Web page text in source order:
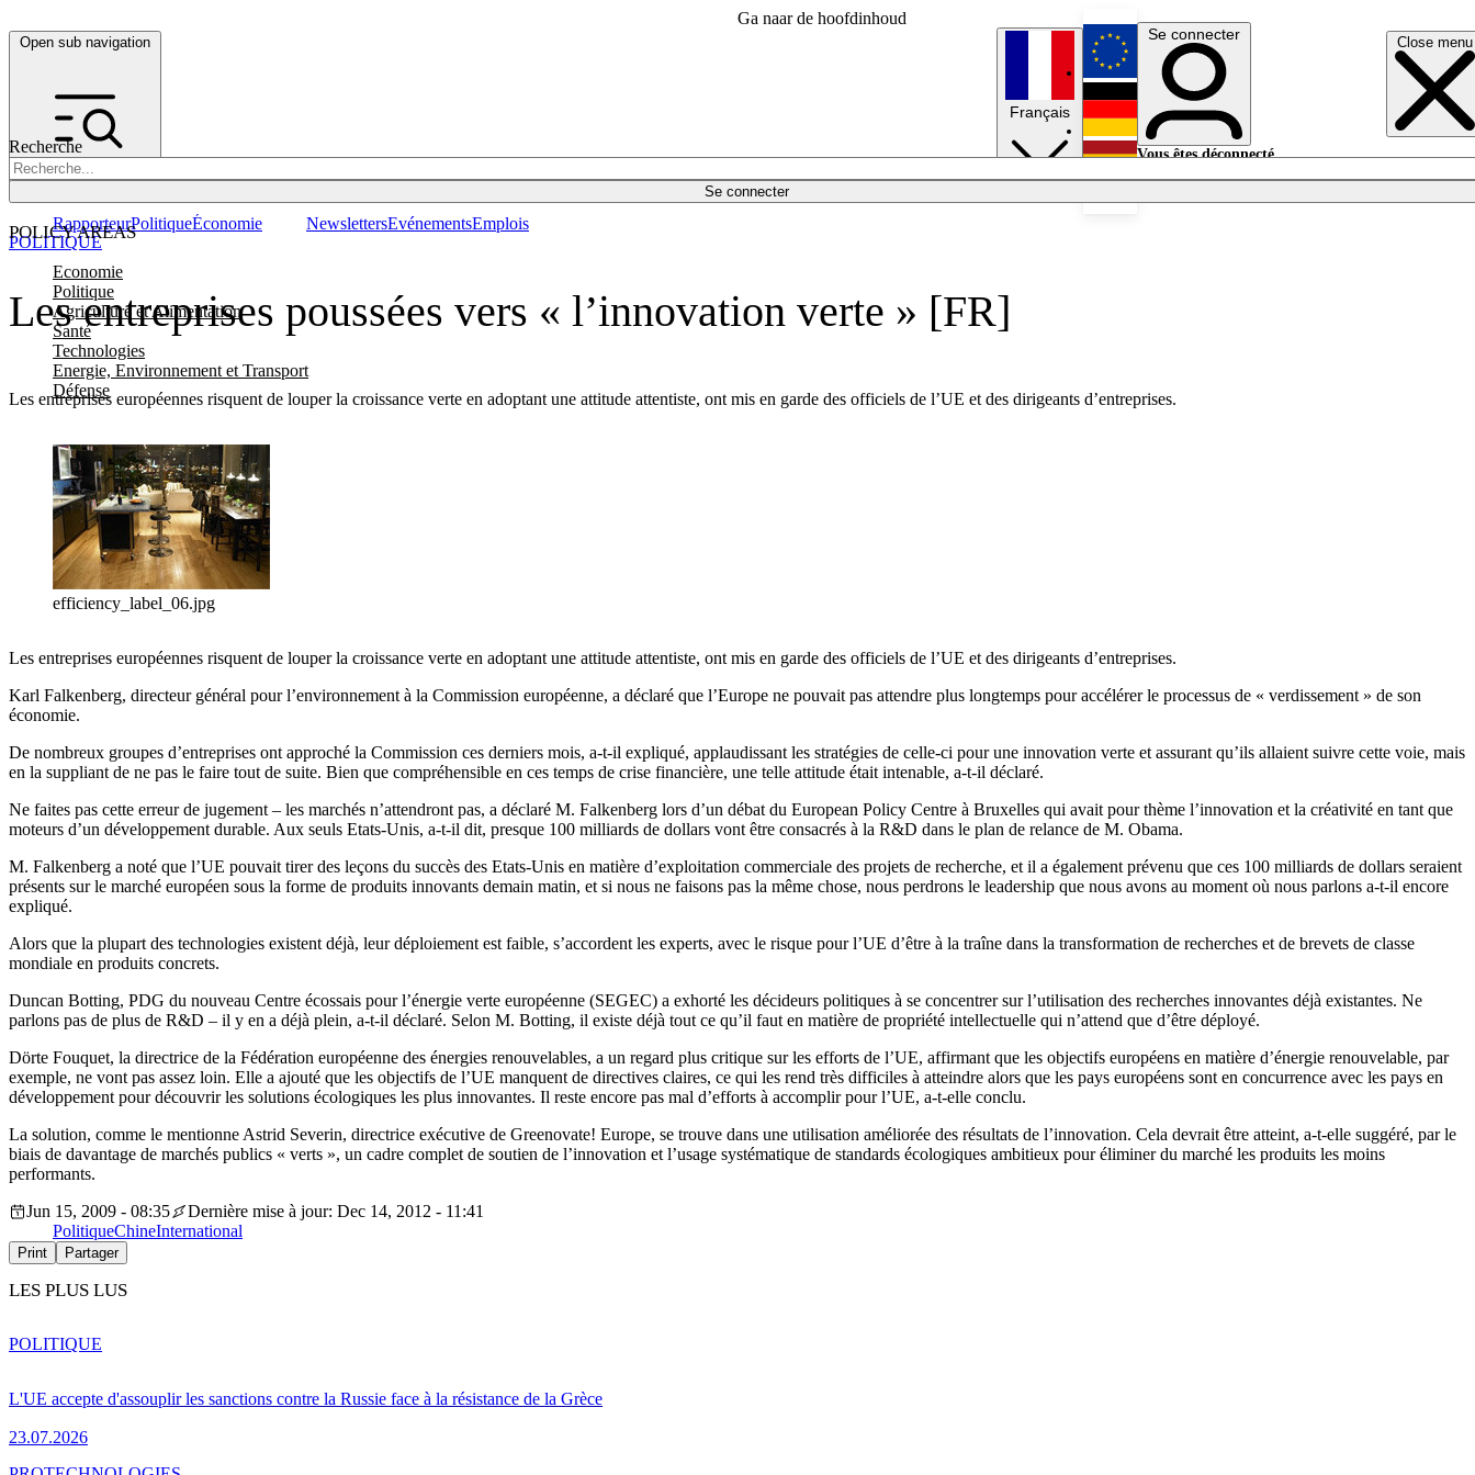
Ga naar de hoofdinhoud
Open sub navigation Close menu
Recherche
Se connecter
POLICY AREAS
Economie
Politique
Agriculture et Alimentation
Santé
Technologies
Energie, Environnement et Transport
Défense
RapporteurPolitiqueÉconomie NewslettersEvénementsEmplois
Français
English
Deutsch
Se connecter
Vous êtes déconnecté.
Les entreprises poussées vers « l’innovation verte » [FR]
Les entreprises européennes risquent de louper la croissance verte en adoptant une attitude attentiste, ont mis en garde des officiels de l’UE et des dirigeants d’entreprises.
POLITIQUE
efficiency_label_06.jpg
Les entreprises européennes risquent de louper la croissance verte en adoptant une attitude attentiste, ont mis en garde des officiels de l’UE et des dirigeants d’entreprises.
Karl Falkenberg, directeur général pour l’environnement à la Commission européenne, a déclaré que l’Europe ne pouvait pas attendre plus longtemps pour accélérer le processus de « verdissement » de son
économie.
De nombreux groupes d’entreprises ont approché la Commission ces derniers mois, a-t-il expliqué, applaudissant les stratégies de celle-ci pour une innovation verte et assurant qu’ils allaient suivre cette voie, mais
en la suppliant de ne pas le faire tout de suite. Bien que compréhensible en ces temps de crise financière, une telle attitude était intenable, a-t-il déclaré.
Ne faites pas cette erreur de jugement – les marchés n’attendront pas, a déclaré M. Falkenberg lors d’un débat du European Policy Centre à Bruxelles qui avait pour thème l’innovation et la créativité en tant que
moteurs d’un développement durable. Aux seuls Etats-Unis, a-t-il dit, presque 100 milliards de dollars vont être consacrés à la R&D dans le plan de relance de M. Obama.
M. Falkenberg a noté que l’UE pouvait tirer des leçons du succès des Etats-Unis en matière d’exploitation commerciale des projets de recherche, et il a également prévenu que ces 100 milliards de dollars seraient
présents sur le marché européen sous la forme de produits innovants demain matin, et si nous ne faisons pas la même chose, nous perdrons le leadership que nous avons au moment où nous parlons a-t-il encore
expliqué.
Alors que la plupart des technologies existent déjà, leur déploiement est faible, s’accordent les experts, avec le risque pour l’UE d’être à la traîne dans la transformation de recherches et de brevets de classe
mondiale en produits concrets.
Duncan Botting, PDG du nouveau Centre écossais pour l’énergie verte européenne (SEGEC) a exhorté les décideurs politiques à se concentrer sur l’utilisation des recherches innovantes déjà existantes. Ne
parlons pas de plus de R&D – il y en a déjà plein, a-t-il déclaré. Selon M. Botting, il existe déjà tout ce qu’il faut en matière de propriété intellectuelle qui n’attend que d’être déployé.
Dörte Fouquet, la directrice de la Fédération européenne des énergies renouvelables, a un regard plus critique sur les efforts de l’UE, affirmant que les objectifs européens en matière d’énergie renouvelable, par
exemple, ne vont pas assez loin. Elle a ajouté que les objectifs de l’UE manquent de directives claires, ce qui les rend très difficiles à atteindre alors que les pays européens sont en concurrence avec les pays en
développement pour découvrir les solutions écologiques les plus innovantes. Il reste encore pas mal d’efforts à accomplir pour l’UE, a-t-elle conclu.
La solution, comme le mentionne Astrid Severin, directrice exécutive de Greenovate! Europe, se trouve dans une utilisation améliorée des résultats de l’innovation. Cela devrait être atteint, a-t-elle suggéré, par le
biais de davantage de marchés publics « verts », un cadre complet de soutien de l’innovation et l’usage systématique de standards écologiques ambitieux pour éliminer du marché les produits les moins
performants.
Jun 15, 2009 - 08:35
Dernière mise à jour: Dec 14, 2012 - 11:41
PolitiqueChineInternational
Print Partager
LES PLUS LUS
L'UE accepte d'assouplir les sanctions contre la Russie face à la résistance de la Grèce
23.07.2026
POLITIQUE